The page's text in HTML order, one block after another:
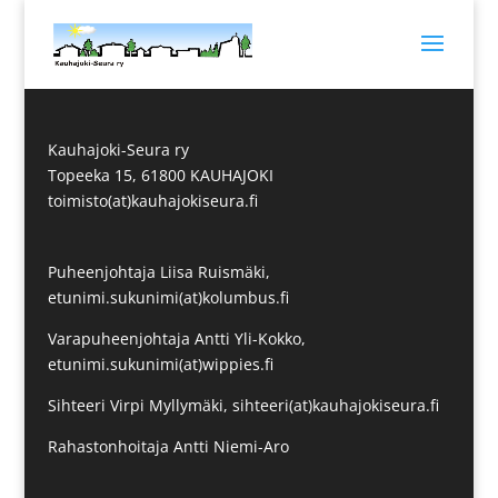
Kauhajoki-Seura ry
Topeeka 15, 61800 KAUHAJOKI
toimisto(at)kauhajokiseura.fi
Puheenjohtaja Liisa Ruismäki,
etunimi.sukunimi(at)kolumbus.fi
Varapuheenjohtaja Antti Yli-Kokko,
etunimi.sukunimi(at)wippies.fi
Sihteeri Virpi Myllymäki, sihteeri(at)kauhajokiseura.fi
Rahastonhoitaja Antti Niemi-Aro